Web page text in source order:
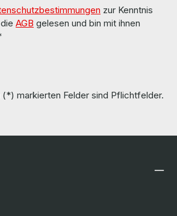
zur Kenntnis
AGB gelesen und bin mit ihnen
(*) markierten Felder sind Pflichtfelder.